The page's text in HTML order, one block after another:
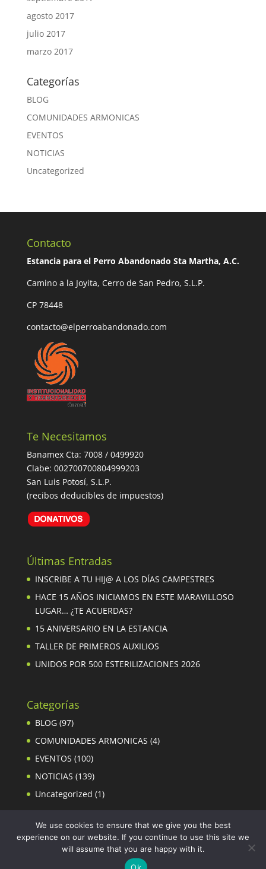
agosto 2017
julio 2017
marzo 2017
Categorías
BLOG
COMUNIDADES ARMONICAS
EVENTOS
NOTICIAS
Uncategorized
Contacto
Estancia para el Perro Abandonado Sta Martha, A.C.
Camino a la Joyita, Cerro de San Pedro, S.L.P.
CP 78448
contacto@elperroabandonado.com
Te Necesitamos
Banamex Cta: 7008 / 0499920
Clabe: 002700700804999203
San Luis Potosí, S.L.P.
(recibos deducibles de impuestos)
Últimas Entradas
INSCRIBE A TU HIJ@ A LOS DÍAS CAMPESTRES
HACE 15 AÑOS INICIAMOS EN ESTE MARAVILLOSO
LUGAR… ¿TE ACUERDAS?
15 ANIVERSARIO EN LA ESTANCIA
TALLER DE PRIMEROS AUXILIOS
UNIDOS POR 500 ESTERILIZACIONES 2026
Categorías
BLOG(97)
COMUNIDADES ARMONICAS (4)
EVENTOS (100)
NOTICIAS (139)
Uncategorized (1)
We use cookies to ensure that we give you the best
experience on our website. If you continue to use this site we
will assume that you are happy with it.
Ok